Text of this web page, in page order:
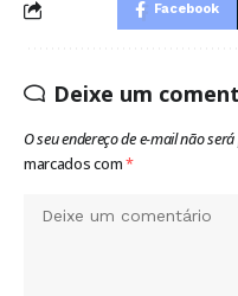
Facebook
Deixe um
O seu endereço de e-mail não
marcados com*